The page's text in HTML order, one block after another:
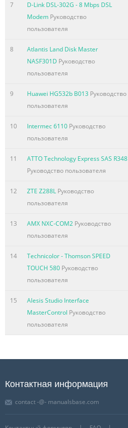
7
D-Link DSL-302G - 8 Mbps DSL
Modem Руководство
пользователя
8
Atlantis Land Disk Master
NASF301D Руководство
пользователя
9 Huawei HG532b B013 Руководство
пользователя
10 Intermec 6110 Руководство
пользователя
11
ATTO Technology Express SAS R348
Руководство пользователя
12 ZTE Z288L Руководство
пользователя
13 AMX NXC-COM2 Руководство
пользователя
14
Technicolor - Thomson SPEED
TOUCH 580 Руководство
пользователя
15
Alesis Studio Interface
MasterControl Руководство
пользователя
Контактная информация
contact -@- manualsbase.com